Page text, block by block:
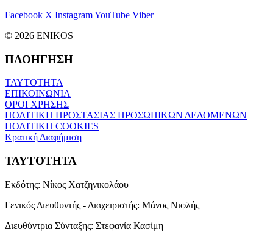
Facebook X InstagramYouTube Viber
© 2026 ENIKOS
ΠΛΟΗΓΗΣΗ
ΤΑΥΤΟΤΗΤΑ
ΕΠΙΚΟΙΝΩΝΙΑ
ΟΡΟΙ ΧΡΗΣΗΣ
ΠΟΛΙΤΙΚΗ ΠΡΟΣΤΑΣΙΑΣ ΠΡΟΣΩΠΙΚΩΝ ΔΕΔΟΜΕΝΩΝ
ΠΟΛΙΤΙΚΗ COOKIES
Κρατική Διαφήμιση
ΤΑΥΤΟΤΗΤΑ
Εκδότης: Νίκος Χατζηνικολάου
Γενικός Διευθυντής - Διαχειριστής: Μάνος Νιφλής
Διευθύντρια Σύνταξης: Στεφανία Κασίμη